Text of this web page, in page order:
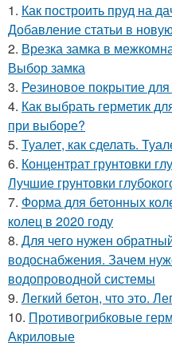
1. Как построить пруд на
Добавление статьи в
2. Врезка замка в
Выбор замка
3. Резиновое покрытие
4. Как выбрать герметик
при выборе?
5. Туалет, как сделать.
6. Концентрат грунтовки
Лучшие грунтовки
7. Форма для бетонных
колец в 2020 году
8. Для чего нужен
водоснабжения. Зачем
водопроводной системы
9. Легкий бетон, что это.
10. Противогрибковые
Акриловые